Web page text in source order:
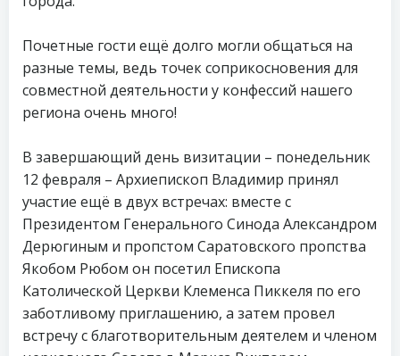
Почетные гости ещё долго могли общаться на
разные темы, ведь точек соприкосновения для
совместной деятельности у конфессий нашего
региона очень много!
В завершающий день визитации – понедельник
12 февраля – Архиепископ Владимир принял
участие ещё в двух встречах: вместе с
Президентом Генерального Синода Александром
Дерюгиным и пропстом Саратовского пропства
Якобом Рюбом он посетил Епископа
Католической Церкви Клеменса Пиккеля по его
заботливому приглашению, а затем провел
встречу с благотворительным деятелем и членом